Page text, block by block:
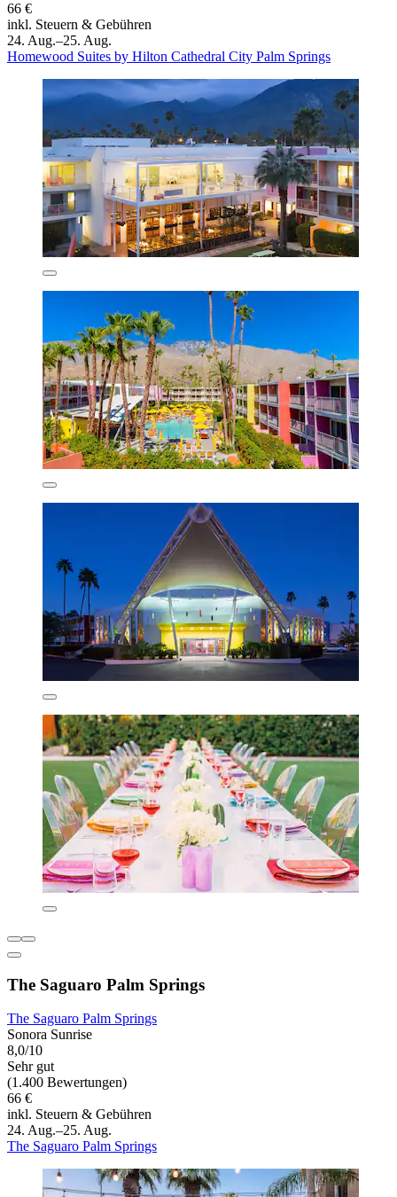
66 €
inkl. Steuern & Gebühren
24. Aug.–25. Aug.
Homewood Suites by Hilton Cathedral City Palm Springs
The Saguaro Palm Springs
The Saguaro Palm Springs
Sonora Sunrise
8,0/10
Sehr gut
(1.400 Bewertungen)
66 €
inkl. Steuern & Gebühren
24. Aug.–25. Aug.
The Saguaro Palm Springs